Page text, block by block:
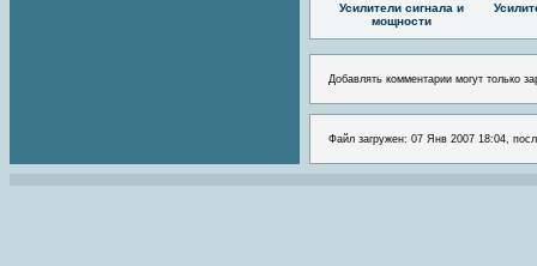
Усилители сигнала и
мощности
Добавлять комментарии могут только
Файл загружен: 07 Янв 2007 18:04,